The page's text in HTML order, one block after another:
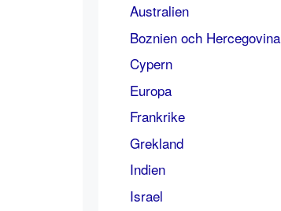
Australien
Boznien och Hercegovina
Cypern
Europa
Frankrike
Grekland
Indien
Israel